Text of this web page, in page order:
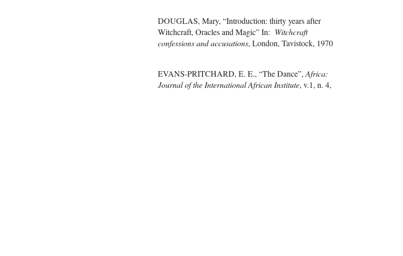
DOUGLAS, Mary, “Introduction: thirty years after
Witchcraft, Oracles and Magic” In: Witchcraft
confessions and accusations, London, Tavistock, 1970
EVANS-PRITCHARD, E. E., “The Dance”, Africa:
Journal of the International African Institute, v.1, n. 4,